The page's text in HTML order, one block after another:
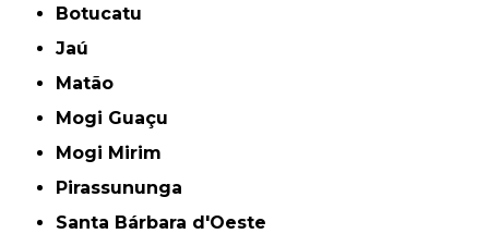
Botucatu
Jaú
Matão
Mogi Guaçu
Mogi Mirim
Pirassununga
Santa Bárbara d'Oeste